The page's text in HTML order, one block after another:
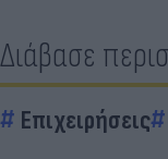
Διάβασε
Επιχειρήσεις